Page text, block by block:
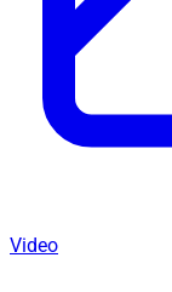
Video